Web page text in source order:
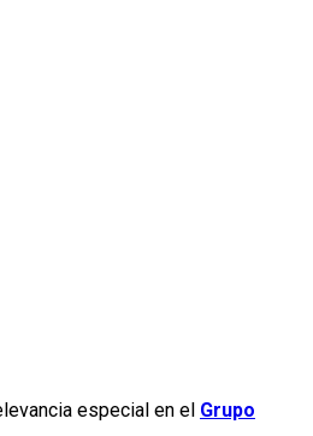
especial en el Grupo